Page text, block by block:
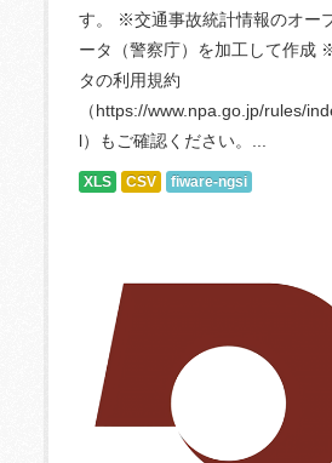
す。 ※交通事故統計情報のオー
ータ（警察庁）を加工して作成
タの利用規約
（https://www.npa.go.jp/rules/
l）もご確認ください。...
XLS CSV fiware-ngsi